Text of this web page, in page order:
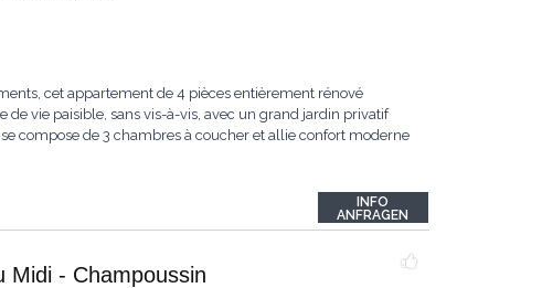
cet appartement de 4 pièces entièrement rénové
vie paisible, sans vis-à-vis, avec un grand jardin privatif
compose de 3 chambres à coucher et allie confort moderne
INFO
ANFRAGEN
Midi - Champoussin